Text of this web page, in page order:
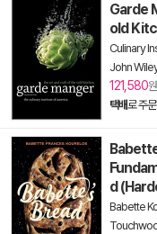
Garde
old
Culinary
John
121,580
택배로 주
d
Babette